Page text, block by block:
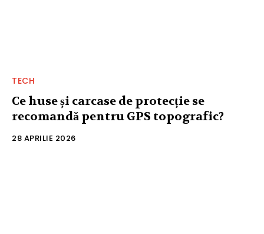
TECH
Ce huse și carcase de protecție se
recomandă pentru GPS topografic?
28 APRILIE 2026